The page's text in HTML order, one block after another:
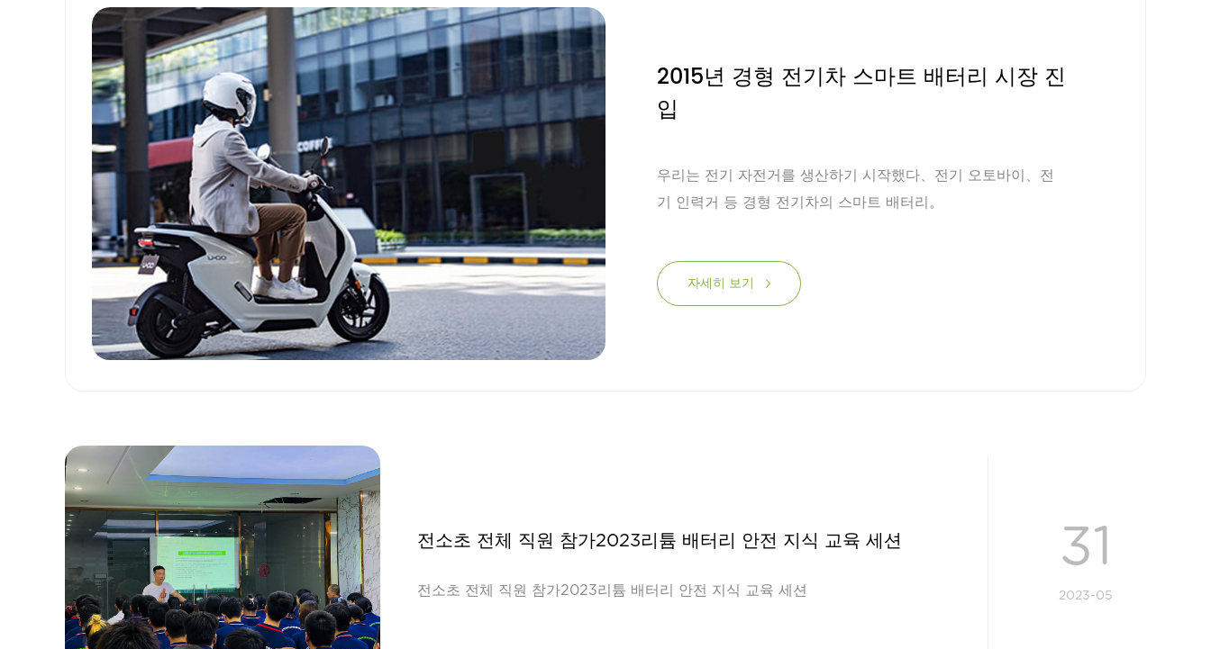
2015년 경형 전기차 스마트 배터리 시장 진
입
우리는 전기 자전거를 생산하기 시작했다、전기 오토바이、전
기 인력거 등 경형 전기차의 스마트 배터리。
자세히 보기
전소초 전체 직원 참가2023리튬 배터리 안전 지식 교육 세션
전소초 전체 직원 참가2023리튬 배터리 안전 지식 교육 세션
31
2023-05